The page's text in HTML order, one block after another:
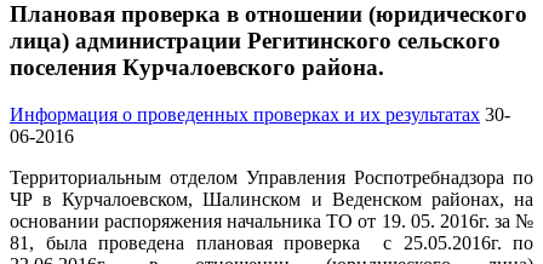
Плановая проверка в отношении (юридического
лица) администрации Регитинского сельского
поселения Курчалоевского района.
Информация о проведенных проверках и их результатах 30-
06-2016
Территориальным отделом Управления Роспотребнадзора по
ЧР в Курчалоевском, Шалинском и Веденском районах, на
основании распоряжения начальника ТО от 19. 05. 2016г. за №
81, была проведена плановая проверка с 25.05.2016г. по